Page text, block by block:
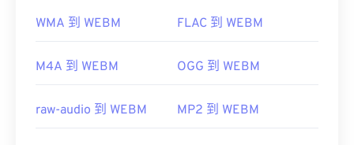
WMA 到 WEBM FLAC 到 WEBM
M4A 到 WEBM OGG 到 WEBM
raw-audio 到 WEBM MP2 到 WEBM